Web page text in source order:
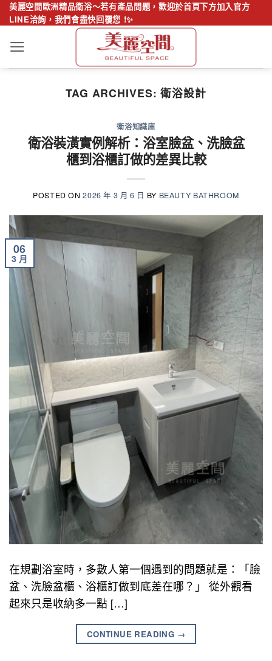
Skip
to
content
美麗空間歐洲精品衛浴～若有產品問題，歡迎於首頁下方加入官方
LINE洽詢，我們會盡快回覆您 !✨
TAG ARCHIVES:衛浴設計
衛浴知識庫
衛浴裝潢實例解析：浴室臉盆、洗臉盆
櫃到浴櫃訂做的差異比較
POSTED ON2026 年 3 月 6 日 BY BEAUTY BATHROOM
06
3 月
在規劃浴室時，多數人第一個遇到的問題就是：「臉
盆、洗臉盆櫃、浴櫃訂做到底差在哪？」 從外觀看
起來只是收納多一點 […]
CONTINUE READING →